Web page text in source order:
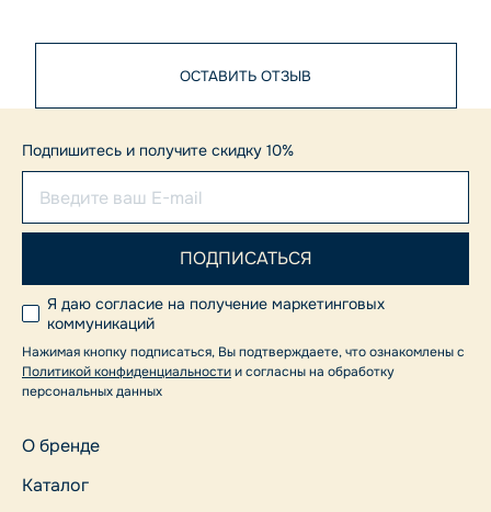
ОСТАВИТЬ ОТЗЫВ
О бренде
Каталог
Подпишитесь и получите скидку 10%
Я даю согласие на получение маркетинговых
коммуникаций
Нажимая кнопку подписаться, Вы подтверждаете, что ознакомлены с
Политикой конфиденциальностии согласны на обработку
персональных данных